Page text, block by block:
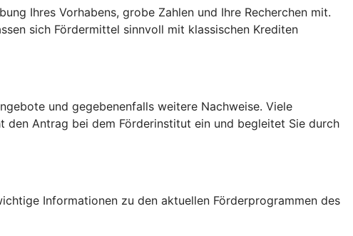
Ihres Vorhabens, grobe Zahlen und Ihre Recherchen mit.
sich Fördermittel sinnvoll mit klassischen Krediten
und gegebenenfalls weitere Nachweise. Viele
Antrag bei dem Förderinstitut ein und begleitet Sie durch
Informationen zu den aktuellen Förderprogrammen des